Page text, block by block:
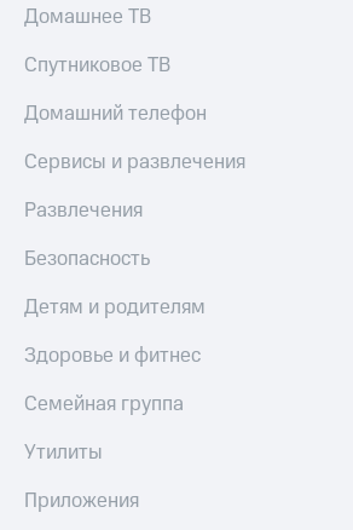
Домашнее ТВ
Спутниковое ТВ
Домашний телефон
Сервисы и развлечения
Развлечения
Безопасность
Детям и родителям
Здоровье и фитнес
Семейная группа
Утилиты
Приложения